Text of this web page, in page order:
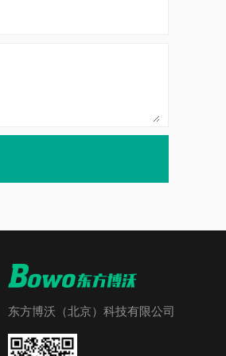
东方博沃（北京）科技有限公司